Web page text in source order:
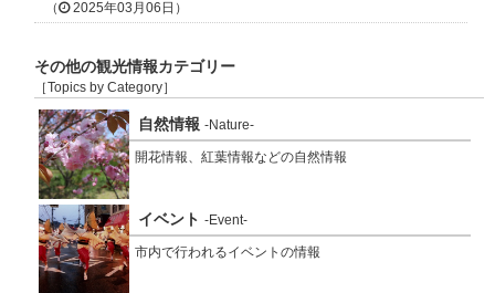
（
2025年03月06日）
その他の観光情報カテゴリー
［Topics by Category］
自然情報 -Nature-
開花情報、紅葉情報などの自然情報
イベント -Event-
市内で行われるイベントの情報